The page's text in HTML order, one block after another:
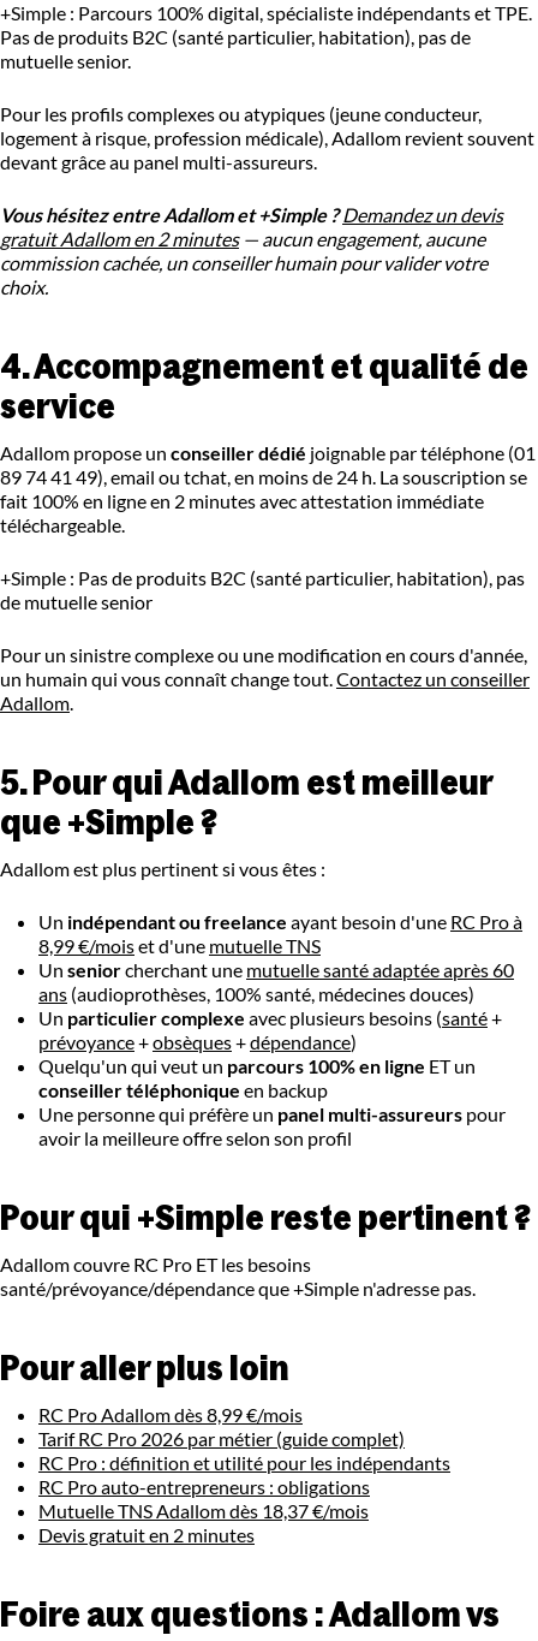
+Simple : Parcours 100% digital, spécialiste indépendants et TPE.
Pas de produits B2C (santé particulier, habitation), pas de
mutuelle senior.
Pour les profils complexes ou atypiques (jeune conducteur,
logement à risque, profession médicale), Adallom revient souvent
devant grâce au panel multi-assureurs.
Vous hésitez entre Adallom et +Simple ? Demandez un devis
gratuit Adallom en 2 minutes— aucun engagement, aucune
commission cachée, un conseiller humain pour valider votre
choix.
4. Accompagnement et qualité de
service
Adallom propose un conseiller dédié joignable par téléphone (01
89 74 41 49), email ou tchat, en moins de 24 h. La souscription se
fait 100% en ligne en 2 minutes avec attestation immédiate
téléchargeable.
+Simple : Pas de produits B2C (santé particulier, habitation), pas
de mutuelle senior
Pour un sinistre complexe ou une modification en cours d'année,
un humain qui vous connaît change tout.Contactez un conseiller
Adallom.
5. Pour qui Adallom est meilleur
que +Simple ?
Adallom est plus pertinent si vous êtes :
Un indépendant ou freelance ayant besoin d'une RC Pro à
8,99 €/moiset d'une mutuelle TNS
Un seniorcherchant une mutuelle santé adaptée après 60
ans (audioprothèses, 100% santé, médecines douces)
Un particulier complexe avec plusieurs besoins (santé+
prévoyance+obsèques+dépendance)
Quelqu'un qui veut un parcours 100% en ligne ET un
conseiller téléphonique en backup
Une personne qui préfère un panel multi-assureurs pour
avoir la meilleure offre selon son profil
Pour qui +Simple reste pertinent ?
Adallom couvre RC Pro ET les besoins
santé/prévoyance/dépendance que +Simple n'adresse pas.
Pour aller plus loin
RC Pro Adallom dès 8,99 €/mois
Tarif RC Pro 2026 par métier (guide complet)
RC Pro : définition et utilité pour les indépendants
RC Pro auto-entrepreneurs : obligations
Mutuelle TNS Adallom dès 18,37 €/mois
Devis gratuit en 2 minutes
Foire aux questions : Adallom vs